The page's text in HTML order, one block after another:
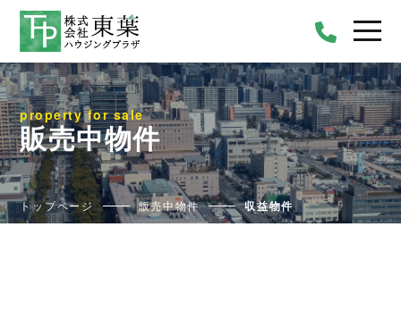
property for sale
販売中物件
トップページ 販売中物件 収益物件